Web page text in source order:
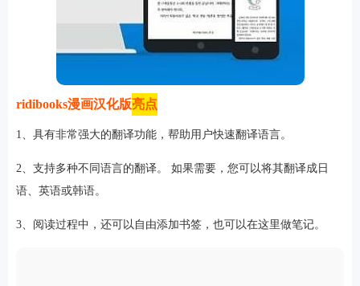
ridibooks漫画汉化版亮点
1、具有非常强大的翻译功能，帮助用户快速翻译语言。
2、支持多种不同语言的翻译。 如果需要，您可以将其翻译成日
语、英语或韩语。
3、阅读过程中，还可以自由添加书签，也可以在这里做笔记。